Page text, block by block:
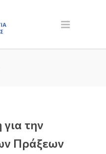
την
Πράξεων